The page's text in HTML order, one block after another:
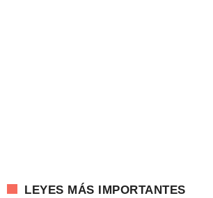
LEYES MÁS IMPORTANTES